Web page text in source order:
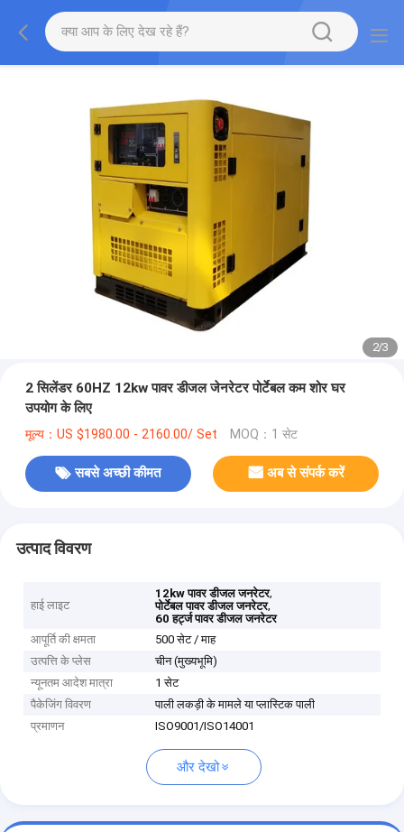
2/3
2 सिलेंडर 60HZ 12kw पावर डीजल जेनरेटर पोर्टेबल कम शोर घर
उपयोग के लिए
मूल्य：US $1980.00 - 2160.00/ Set MOQ：1 सेट
सबसे अच्छी कीमत अब से संपर्क करें
उत्पाद विवरण
हाई लाइट
12kw पावर डीजल जनरेटर,
पोर्टेबल पावर डीजल जनरेटर,
60 हर्ट्ज पावर डीजल जनरेटर
आपूर्ति की क्षमता
500 सेट / माह
उत्पत्ति के प्लेस
चीन (मुख्यभूमि)
न्यूनतम आदेश मात्रा
1 सेट
पैकेजिंग विवरण
पाली लकड़ी के मामले या प्लास्टिक पाली
प्रमाणन
ISO9001/ISO14001
और देखो